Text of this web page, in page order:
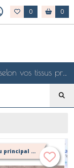
0 0
Choisissez un modèle et personnalisez-le selon vos tissus préférés de mes collections en ligne, je le confectionnerai selon vos souhaits
Cet article n'est plus proposé, retournez au menu principal ou contactez moi!